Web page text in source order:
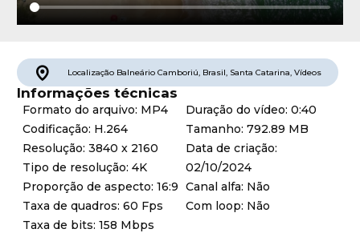
Localização Balneário Camboriú, Brasil, Santa Catarina, Vídeos
Informações técnicas
Formato do arquivo: MP4
Codificação: H.264
Resolução: 3840 x 2160
Tipo de resolução: 4K
Proporção de aspecto: 16:9
Taxa de quadros: 60 Fps
Taxa de bits: 158 Mbps
Duração do vídeo: 0:40
Tamanho: 792.89 MB
Data de criação:
02/10/2024
Canal alfa: Não
Com loop: Não